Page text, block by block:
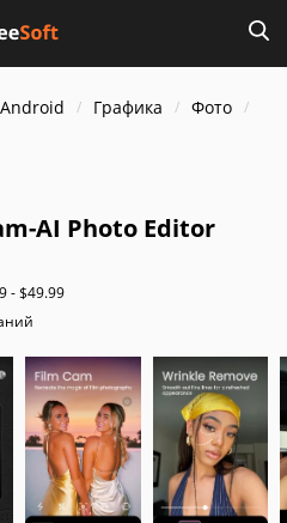
Android Графика
Фото
AI Photo Editor
- $49.99